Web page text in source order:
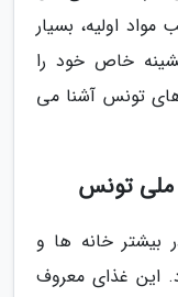
اولیه، بسیار
خاص خود را
تونس آشنا می
خانه ها و
این غذای معروف